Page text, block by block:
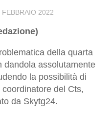
FEBBRAIO 2022
della quarta
dandola assolutamente
la possibilità di
del Cts,
da Skytg24.